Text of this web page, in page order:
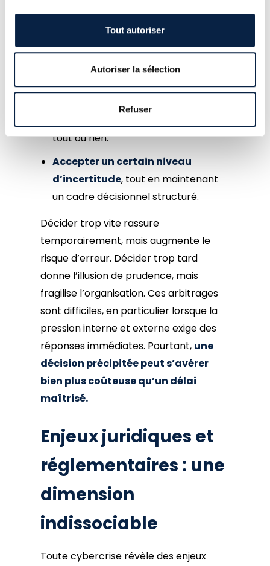
Tout autoriser
Autoriser la sélection
Refuser
plusieurs pratiques clés :
Décider sur la base d’hypothèses
raisonnablement validées
Mettre en place une escalade
tout ou rien.
Accepter un certain niveau
d’incertitude, tout en maintenant
un cadre décisionnel structuré.
Décider trop vite rassure
temporairement, mais augmente le
risque d’erreur. Décider trop tard
donne l’illusion de prudence, mais
fragilise l’organisation. Ces arbitrages
sont difficiles, en particulier lorsque la
pression interne et externe exige des
réponses immédiates. Pourtant, une
décision précipitée peut s’avérer
bien plus coûteuse qu’un délai
maîtrisé.
Enjeux juridiques et
réglementaires : une
dimension
indissociable
Toute cybercrise révèle des enjeux